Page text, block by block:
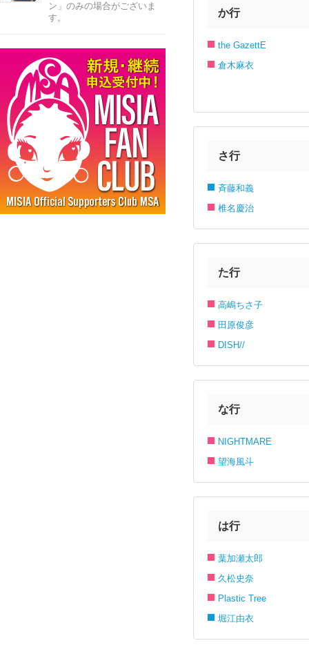
ン」のみの場合がございま
す。
か行
the GazettE
倉木麻衣
さ行
斉藤和義
椎名慶治
た行
高嶋ちさ子
田原俊彦
DISH//
な行
NIGHTMARE
望海風斗
は行
葉加瀬太郎
久松史奈
Plastic Tree
堀江由衣